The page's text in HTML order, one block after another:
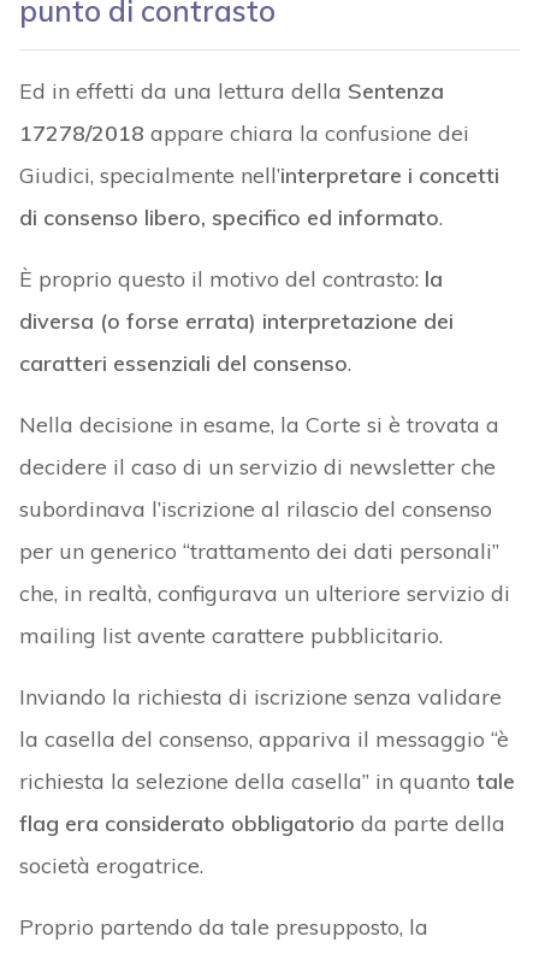
punto di contrasto
Ed in effetti da una lettura della Sentenza
17278/2018 appare chiara la confusione dei
Giudici, specialmente nell’interpretare i concetti
di consenso libero, specifico ed informato.
È proprio questo il motivo del contrasto: la
diversa (o forse errata) interpretazione dei
caratteri essenziali del consenso.
Nella decisione in esame, la Corte si è trovata a
decidere il caso di un servizio di newsletter che
subordinava l’iscrizione al rilascio del consenso
per un generico “trattamento dei dati personali”
che, in realtà, configurava un ulteriore servizio di
mailing list avente carattere pubblicitario.
Inviando la richiesta di iscrizione senza validare
la casella del consenso, appariva il messaggio “è
richiesta la selezione della casella” in quanto tale
flag era considerato obbligatorio da parte della
società erogatrice.
Proprio partendo da tale presupposto, la